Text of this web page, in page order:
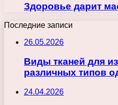
Здоровье дарит
Последние записи
26.05.2026
Виды тканей для
различных типов
24.04.2026